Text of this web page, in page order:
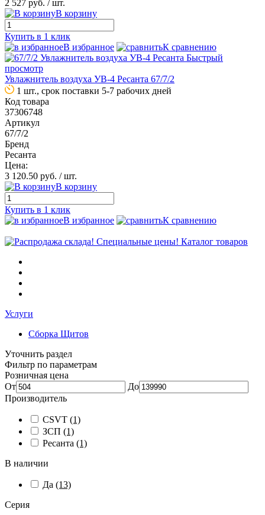
2 527 руб. / шт.
В корзину
Купить в 1 клик
В избранное
К сравнению
Быстрый
просмотр
Увлажнитель воздуха УВ-4 Ресанта 67/7/2
1 шт., срок поставки 5-7 рабочих дней
Код товара
37306748
Артикул
67/7/2
Бренд
Ресанта
Цена:
3 120.50 руб. / шт.
В корзину
Купить в 1 клик
В избранное
К сравнению
Каталог товаров
Услуги
Сборка Щитов
Уточнить раздел
Фильтр по параметрам
Розничная цена
От
До
Производитель
CSVT (1)
ЗСП (1)
Ресанта (1)
В наличии
Да (13)
Серия